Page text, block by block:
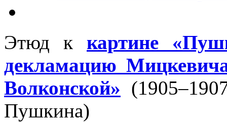
Этюд к картине
декламацию
Волконской»
Пушкина)